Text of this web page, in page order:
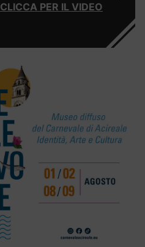
PER IL VIDEO